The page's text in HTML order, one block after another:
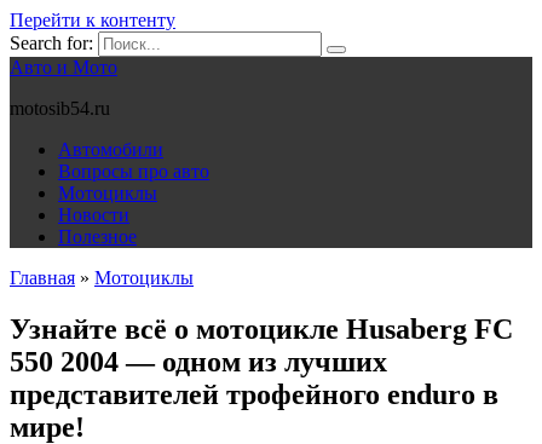
Перейти к контенту
Search for:
Авто и Мото
motosib54.ru
Автомобили
Вопросы про авто
Мотоциклы
Новости
Полезное
Главная » Мотоциклы
Узнайте всё о мотоцикле Husaberg FC
550 2004 — одном из лучших
представителей трофейного еnduro в
мире!